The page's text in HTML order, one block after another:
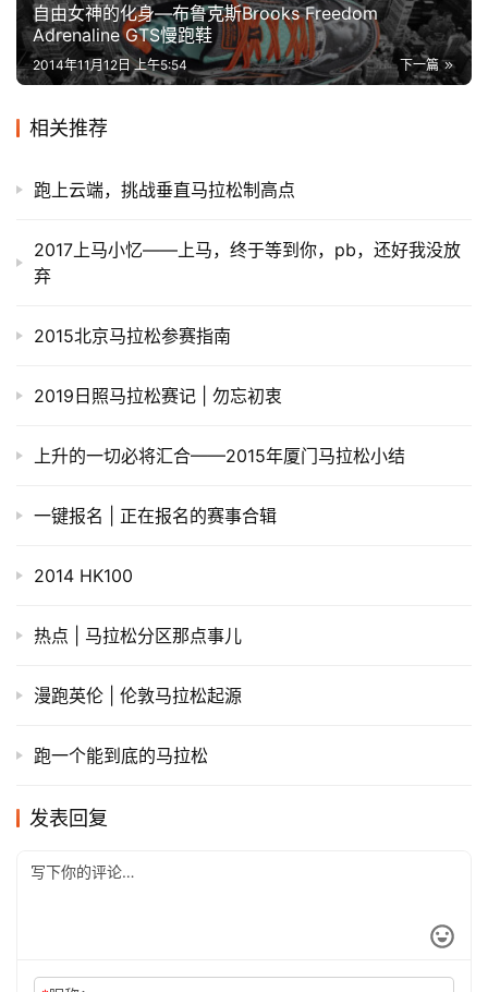
自由女神的化身—布鲁克斯Brooks Freedom
Adrenaline GTS慢跑鞋
下一篇
2014年11月12日 上午5:54
相关推荐
跑上云端，挑战垂直马拉松制高点
2017上马小忆——上马，终于等到你，pb，还好我没放
弃
2015北京马拉松参赛指南
2019日照马拉松赛记 | 勿忘初衷
上升的一切必将汇合——2015年厦门马拉松小结
一键报名 | 正在报名的赛事合辑
2014 HK100
热点 | 马拉松分区那点事儿
漫跑英伦 | 伦敦马拉松起源
跑一个能到底的马拉松
发表回复